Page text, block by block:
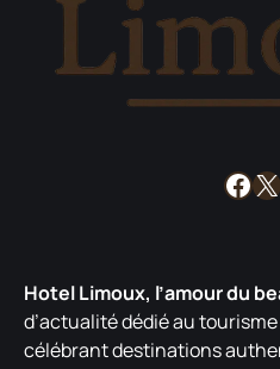
X
Hotel Limoux, l’amour du
d’actualité dédié au
célébrant destinations